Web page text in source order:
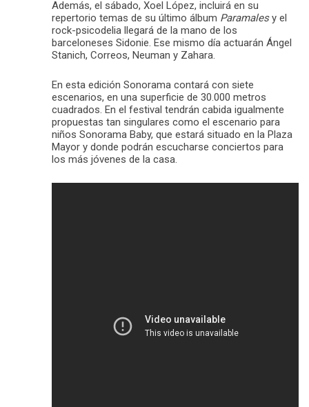
Además, el sábado, Xoel López, incluirá en su
repertorio temas de su último álbum Paramalesy el
rock-psicodelia llegará de la mano de los
barceloneses Sidonie. Ese mismo día actuarán Ángel
Stanich, Correos, Neuman y Zahara.
En esta edición Sonorama contará con siete
escenarios, en una superficie de 30.000 metros
cuadrados. En el festival tendrán cabida igualmente
propuestas tan singulares como el escenario para
niños Sonorama Baby, que estará situado en la Plaza
Mayor y donde podrán escucharse conciertos para
los más jóvenes de la casa.